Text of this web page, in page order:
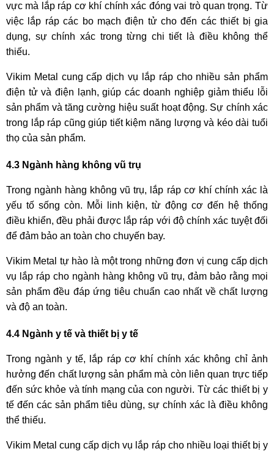
vực mà lắp ráp cơ khí chính xác đóng vai trò quan trọng. Từ
việc lắp ráp các bo mạch điện tử cho đến các thiết bị gia
dụng, sự chính xác trong từng chi tiết là điều không thể
thiếu.
Vikim Metal cung cấp dịch vụ lắp ráp cho nhiều sản phẩm
điện tử và điện lạnh, giúp các doanh nghiệp giảm thiểu lỗi
sản phẩm và tăng cường hiệu suất hoạt động. Sự chính xác
trong lắp ráp cũng giúp tiết kiệm năng lượng và kéo dài tuổi
thọ của sản phẩm.
4.3 Ngành hàng không vũ trụ
Trong ngành hàng không vũ trụ, lắp ráp cơ khí chính xác là
yếu tố sống còn. Mỗi linh kiện, từ động cơ đến hệ thống
điều khiển, đều phải được lắp ráp với độ chính xác tuyệt đối
để đảm bảo an toàn cho chuyến bay.
Vikim Metal tự hào là một trong những đơn vị cung cấp dịch
vụ lắp ráp cho ngành hàng không vũ trụ, đảm bảo rằng mọi
sản phẩm đều đáp ứng tiêu chuẩn cao nhất về chất lượng
và độ an toàn.
4.4 Ngành y tế và thiết bị y tế
Trong ngành y tế, lắp ráp cơ khí chính xác không chỉ ảnh
hưởng đến chất lượng sản phẩm mà còn liên quan trực tiếp
đến sức khỏe và tính mạng của con người. Từ các thiết bị y
tế đến các sản phẩm tiêu dùng, sự chính xác là điều không
thể thiếu.
Vikim Metal cung cấp dịch vụ lắp ráp cho nhiều loại thiết bị y